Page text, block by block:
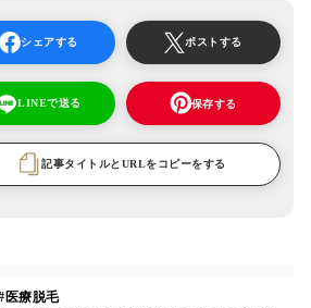
シェアする ポストする
LINEで送る 保存する
記事タイトルとURLをコピーをする
医療脱毛